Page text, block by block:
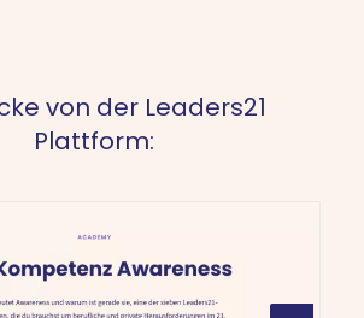
von der Leaders21
Plattform: